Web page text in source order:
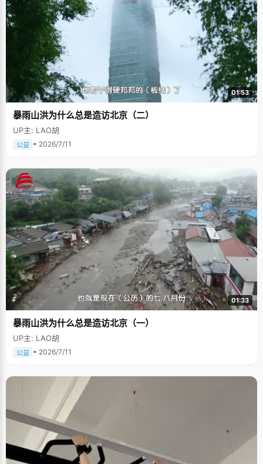
01:53
暴雨山洪为什么总是造访北京（二）
UP主: LAO胡
公益 • 2026/7/11
01:33
暴雨山洪为什么总是造访北京（一）
UP主: LAO胡
公益 • 2026/7/11